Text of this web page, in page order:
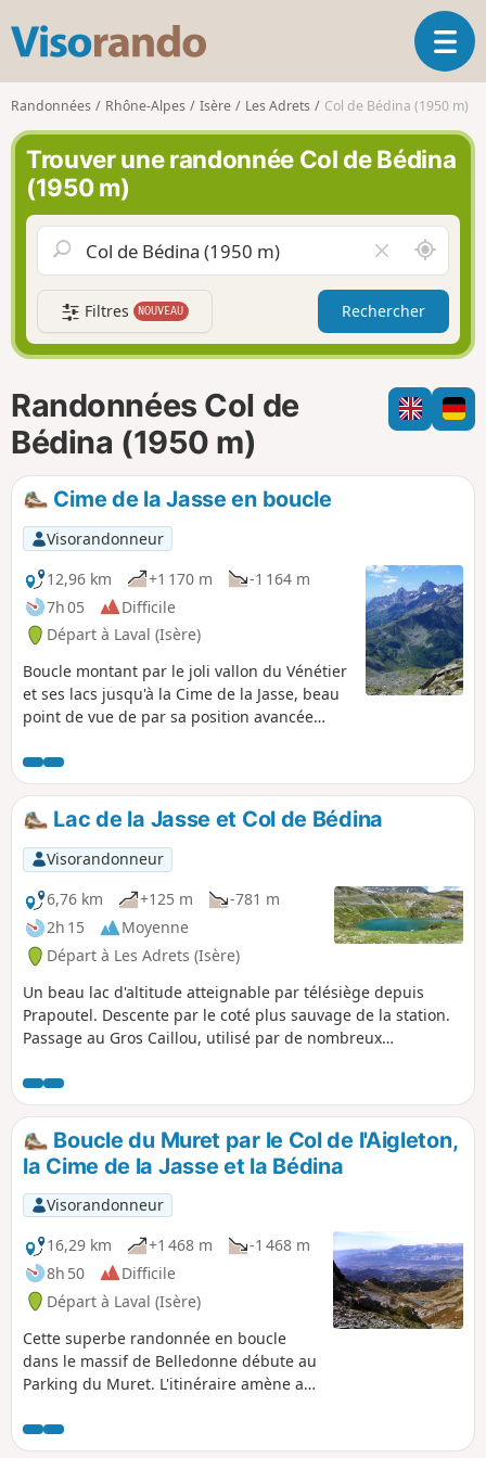
s
o
r
n
o
O
u
v
r
a
n
v
g
a
i
o
Randonnées Rhône-Alpes Isère Les Adrets Col de Bédina (1950 m)
Trouver une randonnée Col de Bédina
(1950 m)
i
d
e
r
l
e
h
m
A
u
t
u
r
d
e
m
i
Filtres NOUVEAU Rechercher
Randonnées Col de
Bédina (1950 m)
Cime de la Jasse en boucle
Visorandonneur
12,96 km
+1 170 m
-1 164 m
7h 05
Difficile
Départ à Laval (Isère)
Boucle montant par le joli vallon du Vénétier
et ses lacs jusqu'à la Cime de la Jasse, beau
point de vue de par sa position avancée
Crête de Bedina, versant de la station de
Prapoutel.
Lac de la Jasse et Col de Bédina
Visorandonneur
6,76 km
+125 m
-781 m
2h 15
Moyenne
Départ à Les Adrets (Isère)
Un beau lac d'altitude atteignable par télésiège depuis
Prapoutel. Descente par le coté plus sauvage de la station.
Passage au Gros Caillou, utilisé par de nombreux
Boucle du Muret par le Col de l'Aigleton,
la Cime de la Jasse et la Bédina
Visorandonneur
16,29 km
+1 468 m
-1 468 m
8h 50
Difficile
Départ à Laval (Isère)
Cette superbe randonnée en boucle
dans le massif de Belledonne débute au
Parking du Muret. L'itinéraire amène au
de Roches Jaunes avant de longer le
Ruisseau du Clétat et gravir le Col de